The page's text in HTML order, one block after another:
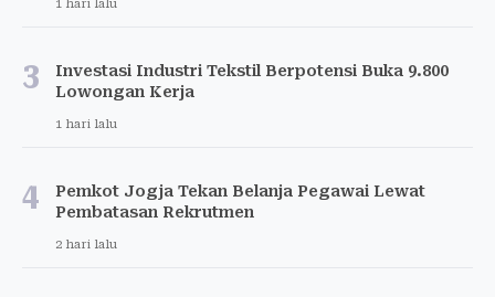
1 hari lalu
3
Investasi Industri Tekstil Berpotensi Buka 9.800
Lowongan Kerja
1 hari lalu
4
Pemkot Jogja Tekan Belanja Pegawai Lewat
Pembatasan Rekrutmen
2 hari lalu